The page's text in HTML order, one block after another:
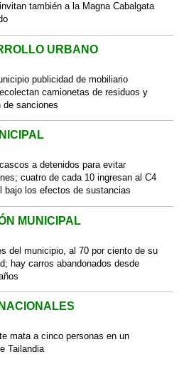
también a la Magna Cabalgata
URBANO
publicidad de mobiliario
camionetas de residuos y
de sanciones
a detenidos para evitar
cuatro de cada 10 ingresan al C4
bajo los efectos de sustancias
MUNICIPAL
del municipio, al 70 por ciento de su
hay carros abandonados desde
mata a cinco personas en un
Tailandia